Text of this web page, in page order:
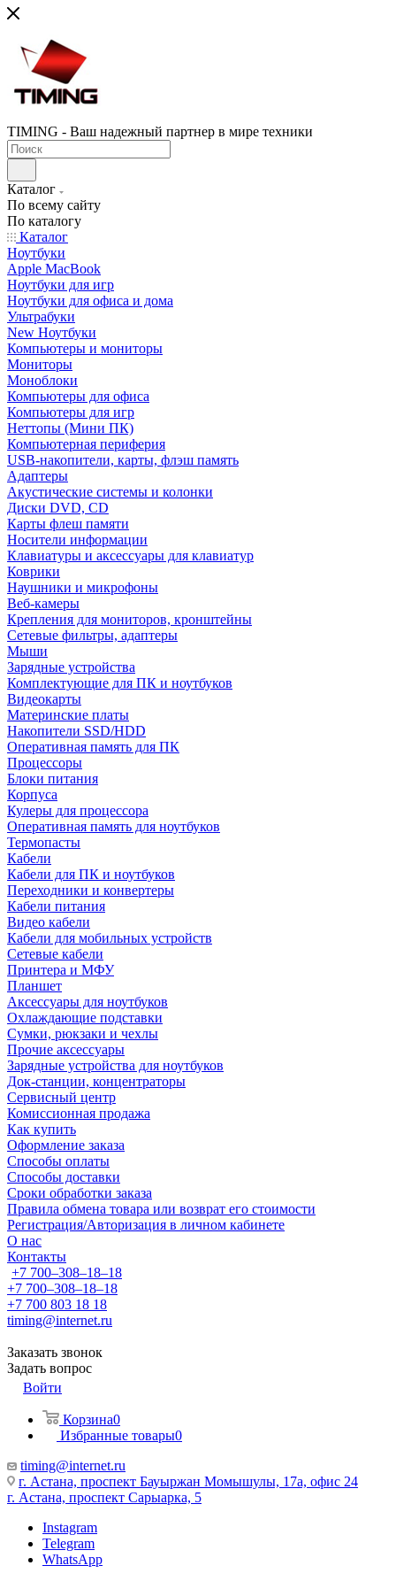
TIMING - Ваш надежный партнер в мире техники
Каталог
По всему сайту
По каталогу
Каталог
Ноутбуки
Apple MacBook
Ноутбуки для игр
Ноутбуки для офиса и дома
Ультрабуки
New Ноутбуки
Компьютеры и мониторы
Мониторы
Моноблоки
Компьютеры для офиса
Компьютеры для игр
Неттопы (Мини ПК)
Компьютерная периферия
USB-накопители, карты, флэш память
Адаптеры
Акустические системы и колонки
Диски DVD, CD
Карты флеш памяти
Носители информации
Клавиатуры и аксессуары для клавиатур
Коврики
Наушники и микрофоны
Веб-камеры
Крепления для мониторов, кронштейны
Сетевые фильтры, адаптеры
Мыши
Зарядные устройства
Комплектующие для ПК и ноутбуков
Видеокарты
Материнские платы
Накопители SSD/HDD
Оперативная память для ПК
Процессоры
Блоки питания
Корпуса
Кулеры для процессора
Оперативная память для ноутбуков
Термопасты
Кабели
Кабели для ПК и ноутбуков
Переходники и конвертеры
Кабели питания
Видео кабели
Кабели для мобильных устройств
Сетевые кабели
Принтера и МФУ
Планшет
Аксессуары для ноутбуков
Охлаждающие подставки
Сумки, рюкзаки и чехлы
Прочие аксессуары
Зарядные устройства для ноутбуков
Док-станции, концентраторы
Сервисный центр
Комиссионная продажа
Как купить
Оформление заказа
Способы оплаты
Способы доставки
Сроки обработки заказа
Правила обмена товара или возврат его стоимости
Регистрация/Авторизация в личном кабинете
О нас
Контакты
+7 700‒308‒18‒18
+7 700‒308‒18‒18
+7 700 803 18 18
timing@internet.ru
Заказать звонок
Задать вопрос
Войти
Корзина0
Избранные товары0
timing@internet.ru
г. Астана, проспект Бауыржан Момышулы, 17а, офис 24
г. Астана, проспект Сарыарка, 5
Instagram
Telegram
WhatsApp